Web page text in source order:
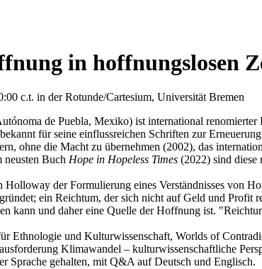
in hoffnungslosen
c.t. in der Rotunde/Cartesium, Universität Bremen
de Puebla, Mexiko) ist international
für seine einflussreichen Schriften zur
ohne die Macht zu übernehmen (2002), das
neusten Buch Hope in Hopeless Times (2022) sind diese
der Formulierung eines Verständnisses von
ein Reichtum, der sich nicht auf Geld und
kann und daher eine Quelle der Hoffnung ist.
Ethnologie und Kulturwissenschaft, Worlds of
Klimawandel – kulturwissenschaftliche
Sprache gehalten, mit Q&A auf Deutsch und Englisch.